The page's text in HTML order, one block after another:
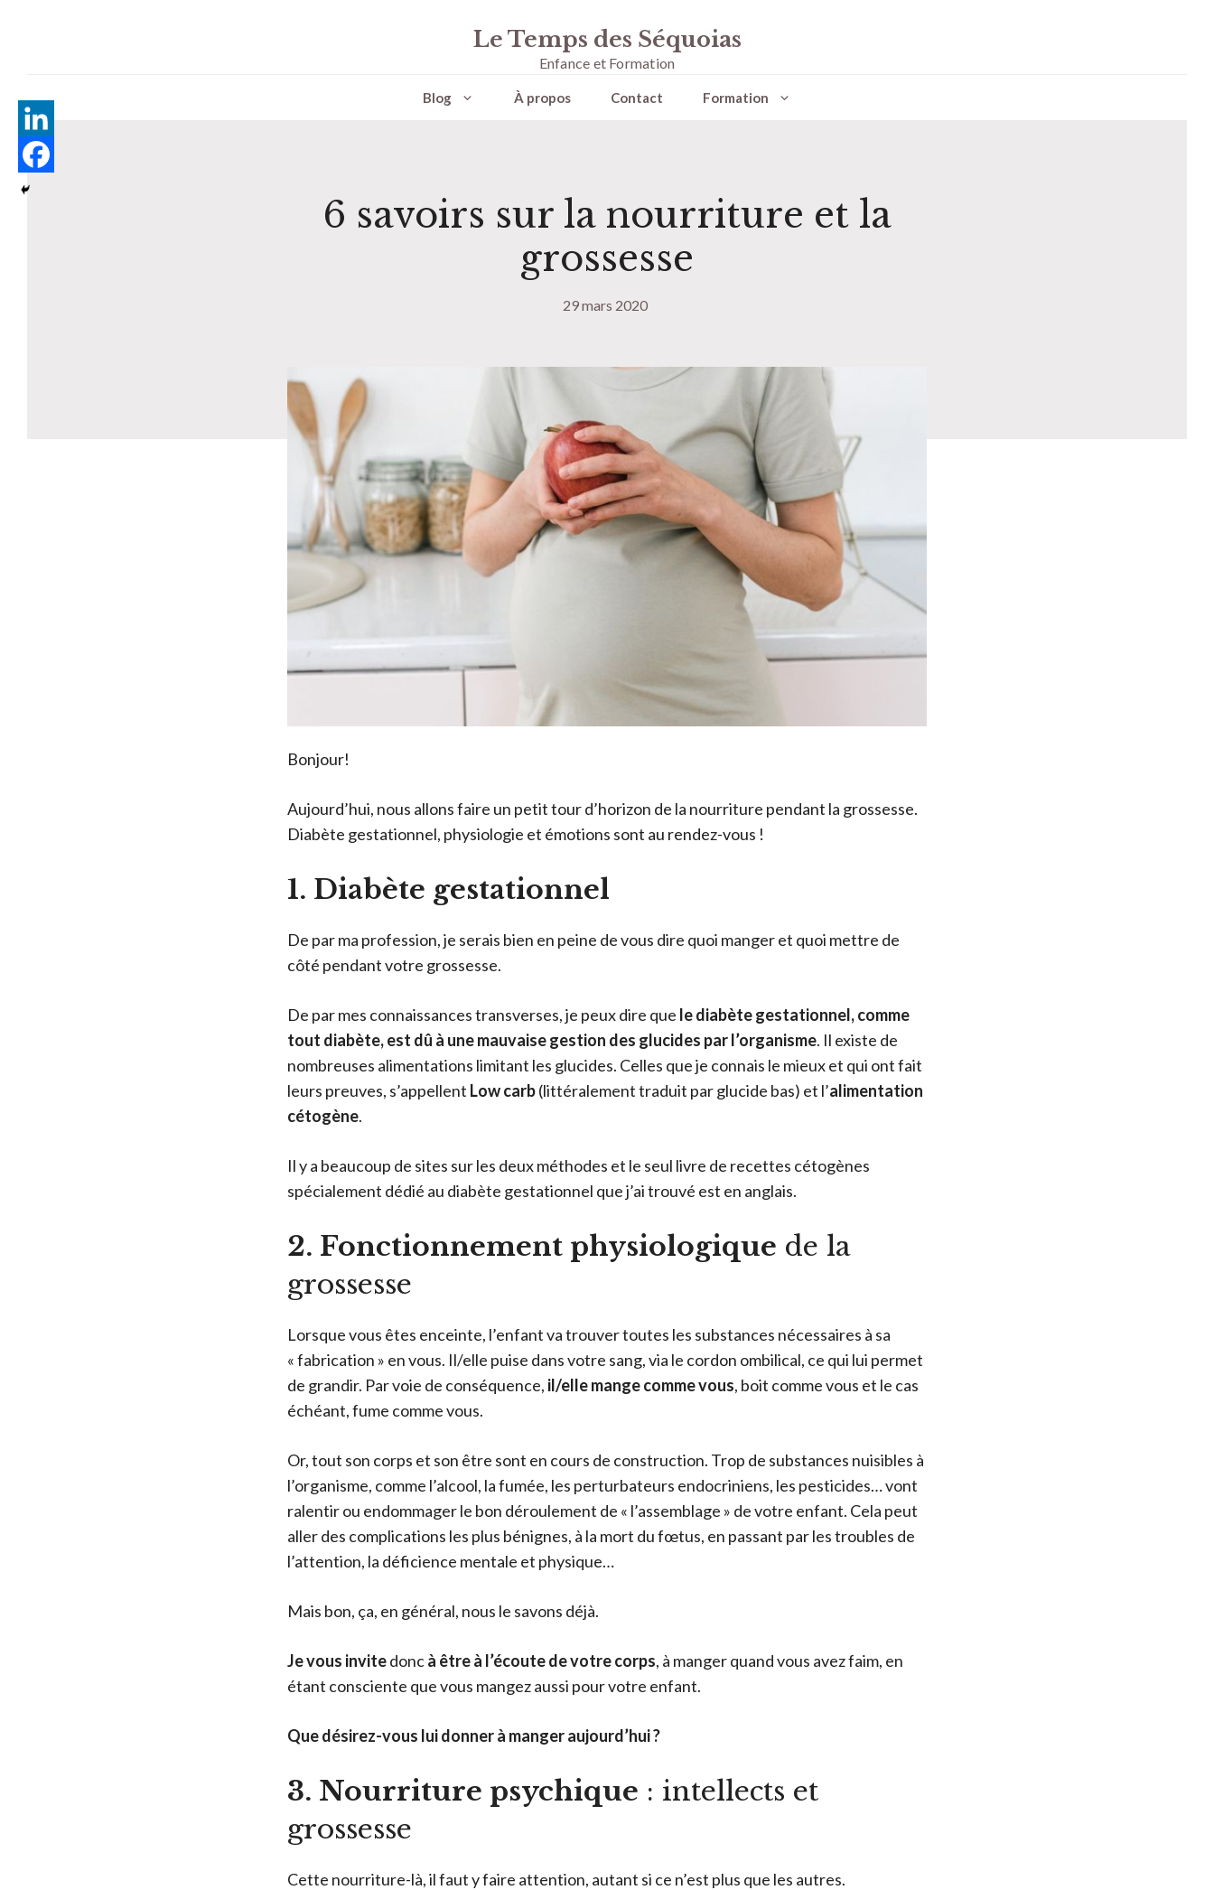
Le Temps des Séquoias
Enfance et Formation
Blog À propos Contact Formation
6 savoirs sur la nourriture et la
grossesse
29 mars 2020
Bonjour!
Aujourd’hui, nous allons faire un petit tour d’horizon de la nourriture pendant la grossesse.
Diabète gestationnel, physiologie et émotions sont au rendez-vous !
1. Diabète gestationnel
De par ma profession, je serais bien en peine de vous dire quoi manger et quoi mettre de
côté pendant votre grossesse.
De par mes connaissances transverses, je peux dire que le diabète gestationnel, comme
tout diabète, est dû à une mauvaise gestion des glucides par l’organisme. Il existe de
nombreuses alimentations limitant les glucides. Celles que je connais le mieux et qui ont fait
leurs preuves, s’appellent Low carb(littéralement traduit par glucide bas) et l’alimentation
cétogène.
Il y a beaucoup de sites sur les deux méthodes et le seul livre de recettes cétogènes
spécialement dédié au diabète gestationnel que j’ai trouvé est en anglais.
2. Fonctionnement physiologique de la
grossesse
Lorsque vous êtes enceinte, l’enfant va trouver toutes les substances nécessaires à sa
« fabrication » en vous. Il/elle puise dans votre sang, via le cordon ombilical, ce qui lui permet
de grandir. Par voie de conséquence, il/elle mange comme vous, boit comme vous et le cas
échéant, fume comme vous.
Or, tout son corps et son être sont en cours de construction. Trop de substances nuisibles à
l’organisme, comme l’alcool, la fumée, les perturbateurs endocriniens, les pesticides… vont
ralentir ou endommager le bon déroulement de « l’assemblage » de votre enfant. Cela peut
aller des complications les plus bénignes, à la mort du fœtus, en passant par les troubles de
l’attention, la déficience mentale et physique…
Mais bon, ça, en général, nous le savons déjà.
Je vous invitedoncà être à l’écoute de votre corps, à manger quand vous avez faim, en
étant consciente que vous mangez aussi pour votre enfant.
Que désirez-vous lui donner à manger aujourd’hui ?
3. Nourriture psychique : intellects et
grossesse
Cette nourriture-là, il faut y faire attention, autant si ce n’est plus que les autres.